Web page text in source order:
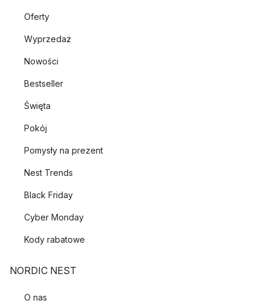
Oferty
Wyprzedaż
Nowości
Bestseller
Święta
Pokój
Pomysły na prezent
Nest Trends
Black Friday
Cyber Monday
Kody rabatowe
NORDIC NEST
O nas